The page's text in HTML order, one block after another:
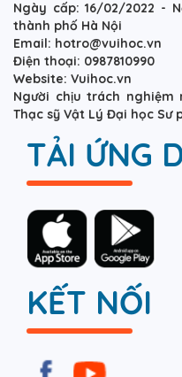
Ngày cấp: 16/02/2022 -
thành phố Hà Nội
Email: hotro@vuihoc.vn
Điện thoại: 0987810990
Website: Vuihoc.vn
Người chịu trách nghiệm
Thạc sỹ Vật Lý Đại học Sư
TẢI ỨNG
KẾT NỐI